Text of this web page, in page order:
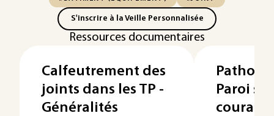
S'inscrire à la Veille Personnalisée
Ressources documentaires
Calfeutrement des
joints dans les TP -
Généralités
Paroi
courants